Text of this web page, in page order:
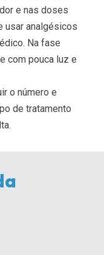
e nas doses
usar analgésicos
Na fase
com pouca luz e
o número e
de tratamento